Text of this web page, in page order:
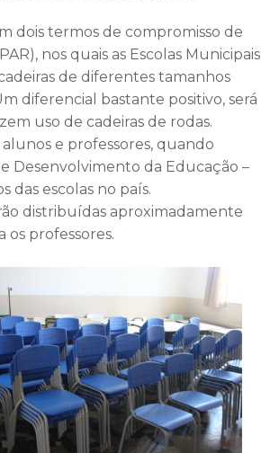
dois termos de compromisso de
nos quais as Escolas Municipais
de diferentes tamanhos
diferencial bastante positivo, será
uso de cadeiras de rodas.
e professores, quando
Desenvolvimento da Educação –
das escolas no país.
distribuídas aproximadamente
os professores.